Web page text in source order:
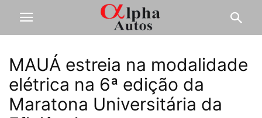
MAUÁ estreia na modalidade
elétrica na 6ª edição da
Maratona Universitária da